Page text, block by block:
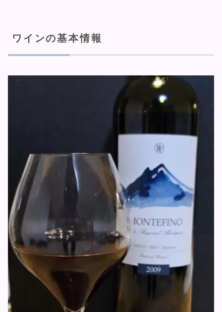
ワインの基本情報